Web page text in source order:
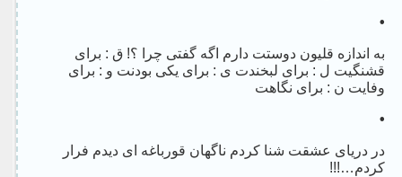
•
به اندازه قلیون دوستت دارم اگه گفتی چرا ؟! ق : برای
قشنگیت ل : برای لبخندت ی : برای یکی بودنت و : برای
وفایت ن : برای نگاهت
•
در دریای عشقت شنا کردم ناگهان قورباغه ای دیدم فرار
کردم…!!!